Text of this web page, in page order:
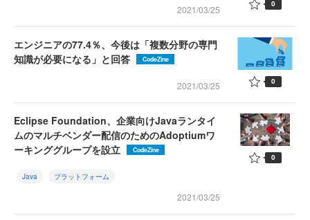
2021/03/25 0
エンジニアの77.4％、今後は「複数分野の専門
知識が必要になる」と回答
CodeZine
2021/03/25 0
Eclipse Foundation、企業向けJavaランタイ
ムのマルチベンダー配信のためのAdoptiumワ
ーキンググループを設立
CodeZine
Java プラットフォーム
2021/03/25
0